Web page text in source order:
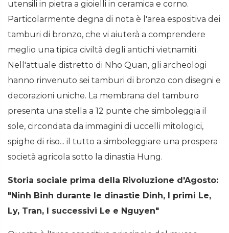
utensili in pietra a gioielli in ceramica e corno.
Particolarmente degna di nota è l'area espositiva dei
tamburi di bronzo, che vi aiuterà a comprendere
meglio una tipica civiltà degli antichi vietnamiti.
Nell'attuale distretto di Nho Quan, gli archeologi
hanno rinvenuto sei tamburi di bronzo con disegni e
decorazioni uniche. La membrana del tamburo
presenta una stella a 12 punte che simboleggia il
sole, circondata da immagini di uccelli mitologici,
spighe di riso... il tutto a simboleggiare una prospera
società agricola sotto la dinastia Hung.
Storia sociale prima della Rivoluzione d'Agosto:
"Ninh Binh durante le dinastie Dinh, I primi Le,
Ly, Tran, I successivi Le e Nguyen"